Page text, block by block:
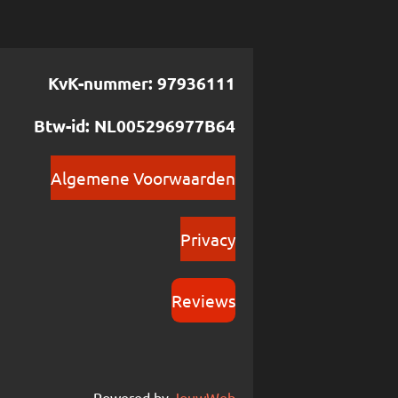
KvK-nummer: 97936111
Btw-id: NL005296977B64
Algemene Voorwaarden
Privacy
Reviews